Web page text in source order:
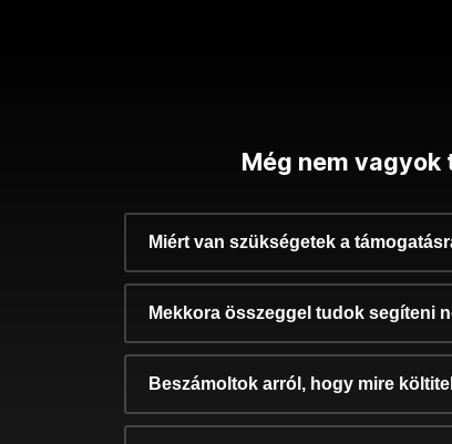
Még nem vagyok
Miért van szükségetek a
Mekkora összeggel tudok segíteni
Beszámoltok arról, hogy mire